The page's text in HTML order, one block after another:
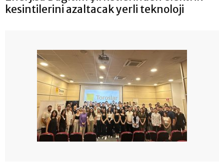
kesintilerini azaltacak yerli teknoloji